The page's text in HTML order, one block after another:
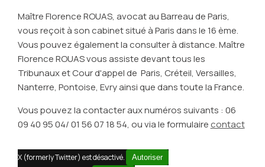
Maître Florence ROUAS, avocat au Barreau de Paris,
vous reçoit à son cabinet situé à Paris dans le 16 ème.
Vous pouvez également la consulter à distance. Maître
Florence ROUAS vous assiste devant tous les
Tribunaux et Cour d'appel de Paris, Créteil, Versailles,
Nanterre, Pontoise, Evry ainsi que dans toute la France.
Vous pouvez la contacter aux numéros suivants : 06
09 40 95 04/ 01 56 07 18 54, ou via le formulaire contact
X (formerly Twitter) est désactivé. Autoriser